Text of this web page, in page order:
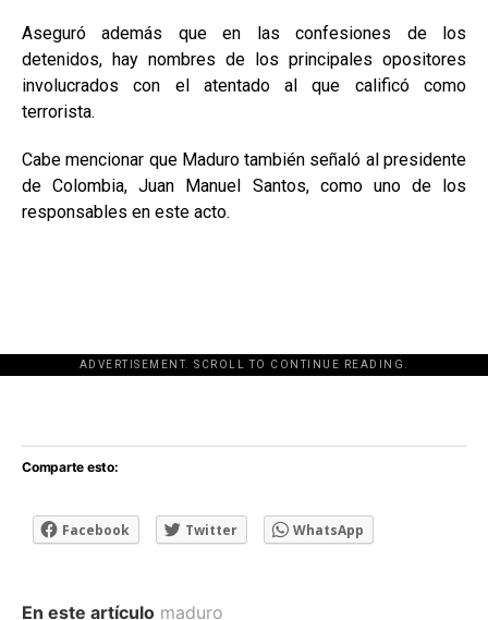
Aseguró además que en las confesiones de los
detenidos, hay nombres de los principales opositores
involucrados con el atentado al que calificó como
terrorista.
Cabe mencionar que Maduro también señaló al presidente
de Colombia, Juan Manuel Santos, como uno de los
responsables en este acto.
ADVERTISEMENT. SCROLL TO CONTINUE READING.
[adsforwp id="243463"]
Comparte esto:
Facebook Twitter WhatsApp
En este artículo maduro